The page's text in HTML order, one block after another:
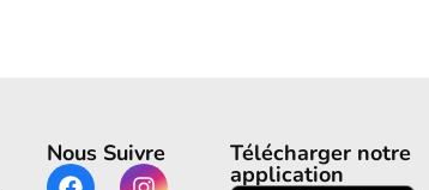
Nous Suivre Télécharger notre
application